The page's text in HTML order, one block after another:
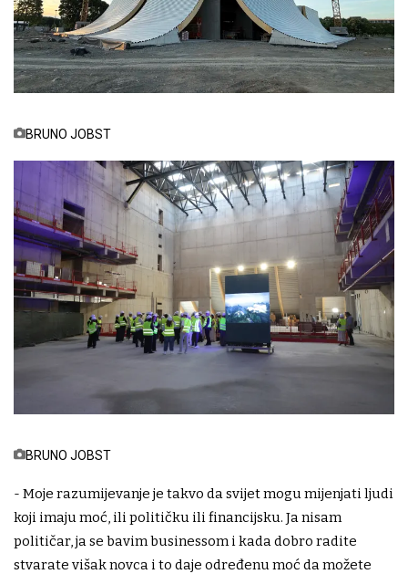
BRUNO JOBST
BRUNO JOBST
- Moje razumijevanje je takvo da svijet mogu mijenjati ljudi
koji imaju moć, ili političku ili financijsku. Ja nisam
političar, ja se bavim businessom i kada dobro radite
stvarate višak novca i to daje određenu moć da možete